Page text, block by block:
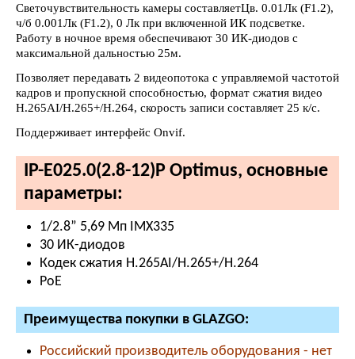
Светочувствительность камеры составляетЦв. 0.01Лк (F1.2),
ч/б 0.001Лк (F1.2), 0 Лк при включенной ИК подсветке.
Работу в ночное время обеспечивают 30 ИК-диодов с
максимальной дальностью 25м.
Позволяет передавать 2 видеопотока с управляемой частотой
кадров и пропускной способностью, формат сжатия видео
H.265AI/H.265+/H.264, скорость записи составляет 25 к/с.
Поддерживает интерфейс Onvif.
IP-E025.0(2.8-12)P Optimus, основные
параметры:
1/2.8” 5,69 Мп IMX335
30 ИК-диодов
Кодек сжатия H.265AI/H.265+/H.264
PoE
Преимущества покупки в GLAZGO:
Российский производитель оборудования - нет